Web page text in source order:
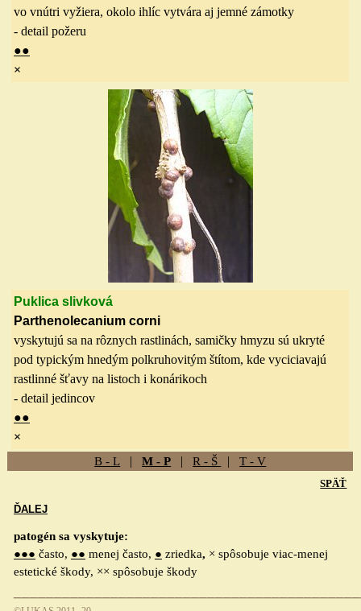
vo vnútri vyžiera, okolo ihlíc vytvára aj jemné zámotky
- detail požeru
●●
×
Puklica slivková
Parthenolecanium corni
vyskytujú sa na rôznych rastlinách, samičky hmyzu sú ukryté
pod typickým hnedým polkruhovitým štítom, kde vyciciavajú
rastlinné šťavy na listoch i konárikoch
- detail jedincov
●●
×
B - L | M - P | R - Š | T - V
SPÄŤ
ĎALEJ
patogén sa vyskytuje:
●●● často, ●● menej často, ● zriedka, × spôsobuje viac-menej
estetické škody, ×× spôsobuje škody